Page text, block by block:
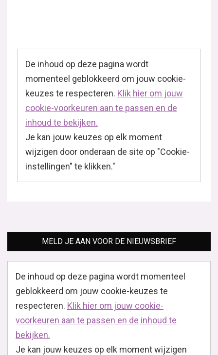
De inhoud op deze pagina wordt
momenteel geblokkeerd om jouw cookie-
keuzes te respecteren. Klik hier om jouw
cookie-voorkeuren aan te passen en de
inhoud te bekijken.
Je kan jouw keuzes op elk moment
wijzigen door onderaan de site op "Cookie-
instellingen" te klikken."
MELD JE AAN VOOR DE NIEUWSBRIEF
De inhoud op deze pagina wordt momenteel
geblokkeerd om jouw cookie-keuzes te
respecteren. Klik hier om jouw cookie-
voorkeuren aan te passen en de inhoud te
bekijken.
Je kan jouw keuzes op elk moment wijzigen